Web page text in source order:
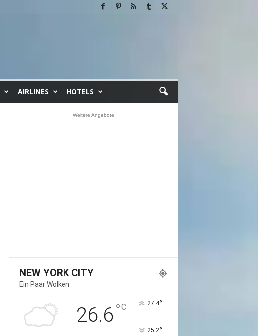
AIRLINES HOTELS
Weitere Angebote
NEW YORK CITY
Ein Paar Wolken
26.6°C 27.4°
25.2°